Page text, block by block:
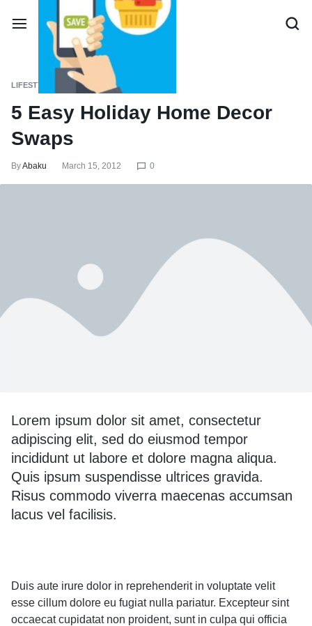
LIFESTYLE
5 Easy Holiday Home Decor
Swaps
ByAbaku March 15, 2012 0
Lorem ipsum dolor sit amet, consectetur
adipiscing elit, sed do eiusmod tempor
incididunt ut labore et dolore magna aliqua.
Quis ipsum suspendisse ultrices gravida.
Risus commodo viverra maecenas accumsan
lacus vel facilisis.
Duis aute irure dolor in reprehenderit in voluptate velit
esse cillum dolore eu fugiat nulla pariatur. Excepteur sint
occaecat cupidatat non proident, sunt in culpa qui officia